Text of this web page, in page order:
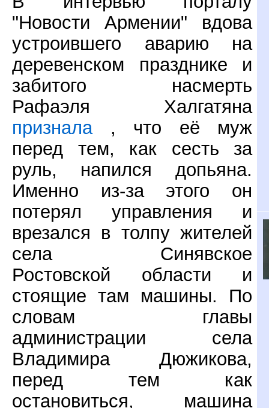
"Новости Армении" вдова
устроившего аварию на
деревенском празднике и
забитого насмерть
Рафаэля Халгатяна
признала , что её муж
перед тем, как сесть за
руль, напился допьяна.
Именно из-за этого он
потерял управления и
врезался в толпу жителей
села Синявское
Ростовской области и
стоящие там машины. По
словам главы
администрации села
Владимира Дюжикова,
перед тем как
остановиться, машина